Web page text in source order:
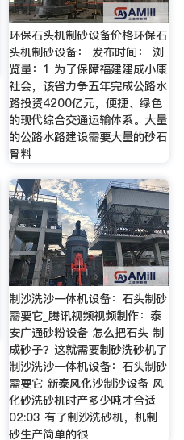
环保石头机制砂设备价格环保石
头机制砂设备： 发布时间： 浏
览量：1 为了保障福建建成小康
社会，该省力争五年完成公路水
路投资4200亿元，便捷、绿色
的现代综合交通运输体系。大量
的公路水路建设需要大量的砂石
骨料
制沙洗沙一体机设备：石头制砂
需要它_腾讯视频视频制作：泰
安广通砂粉设备 怎么把石头 制
成砂子？这就需要制砂洗砂机了
制沙洗沙一体机设备：石头制砂
需要它 新泰风化沙制沙设备 风
化砂洗砂机时产多少吨才合适
02:03 有了制沙洗砂机，机制
砂生产简单的很